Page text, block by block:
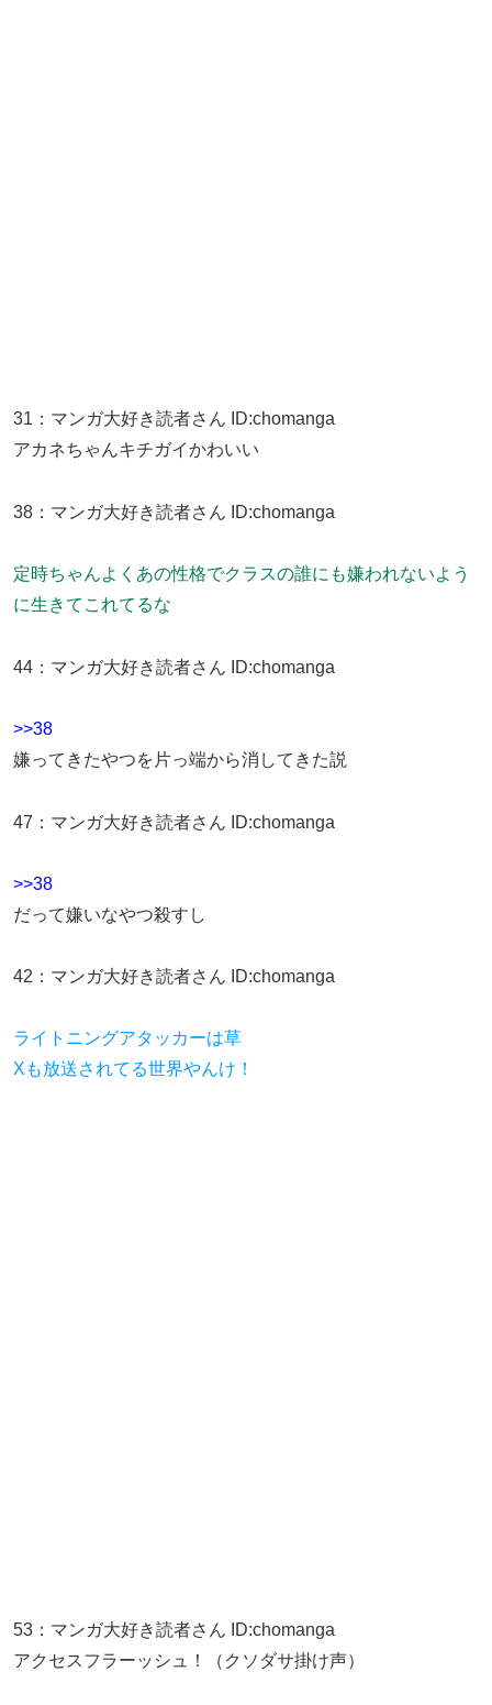
31 ： マンガ大好き読者さん ID:chomanga
アカネちゃんキチガイかわいい
38 ： マンガ大好き読者さん ID:chomanga
定時ちゃんよくあの性格でクラスの誰にも嫌われないよう
に生きてこれてるな
44 ： マンガ大好き読者さん ID:chomanga
>>38
嫌ってきたやつを片っ端から消してきた説
47 ： マンガ大好き読者さん ID:chomanga
>>38
だって嫌いなやつ殺すし
42 ： マンガ大好き読者さん ID:chomanga
ライトニングアタッカーは草
Xも放送されてる世界やんけ！
53 ： マンガ大好き読者さん ID:chomanga
アクセスフラーッシュ！（クソダサ掛け声）